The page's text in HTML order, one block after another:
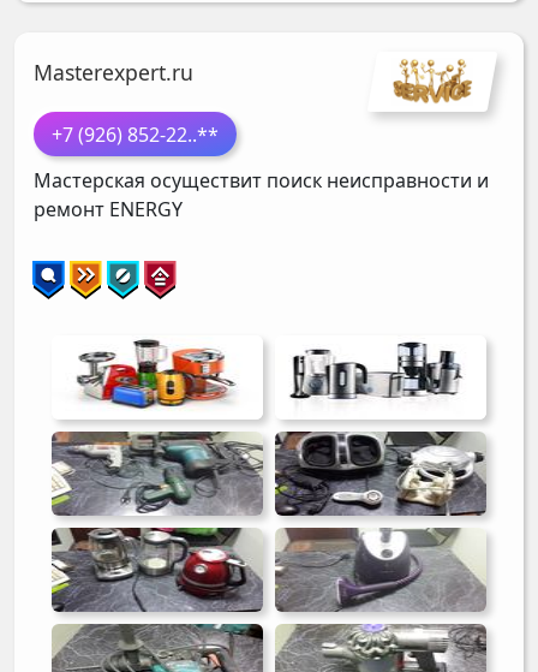
Masterexpert.ru
+7 (926) 852-22..**
Мастерская осуществит поиск неисправности и
ремонт ENERGY